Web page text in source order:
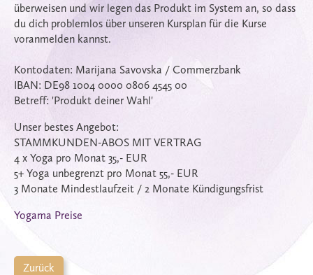
überweisen und wir legen das Produkt im System an, so dass
du dich problemlos über unseren Kursplan für die Kurse
voranmelden kannst.
Kontodaten: Marijana Savovska / Commerzbank
IBAN: DE98 1004 0000 0806 4545 00
Betreff: 'Produkt deiner Wahl'
Unser bestes Angebot:
STAMMKUNDEN-ABOS MIT VERTRAG
4 x Yoga pro Monat 35,- EUR
5+ Yoga unbegrenzt pro Monat 55,- EUR
3 Monate Mindestlaufzeit / 2 Monate Kündigungsfrist
Yogama Preise
Zurück